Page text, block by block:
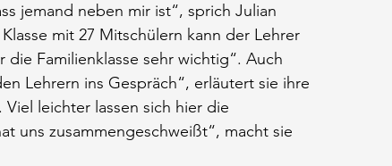
jemand neben mir ist“, sprich Julian
mit 27 Mitschülern kann der Lehrer
Familienklasse sehr wichtig“. Auch
Lehrern ins Gespräch“, erläutert sie ihre
leichter lassen sich hier die
uns zusammengeschweißt“, macht sie